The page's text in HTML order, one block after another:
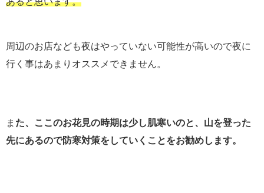
周辺のお店なども夜はやっていない可能性が高いので夜に
行く事はあまりオススメできません。
ま た、ここのお花見の時期は少し肌寒いのと、山を登った
先にあるので防寒対策をしていくことをお勧めします。